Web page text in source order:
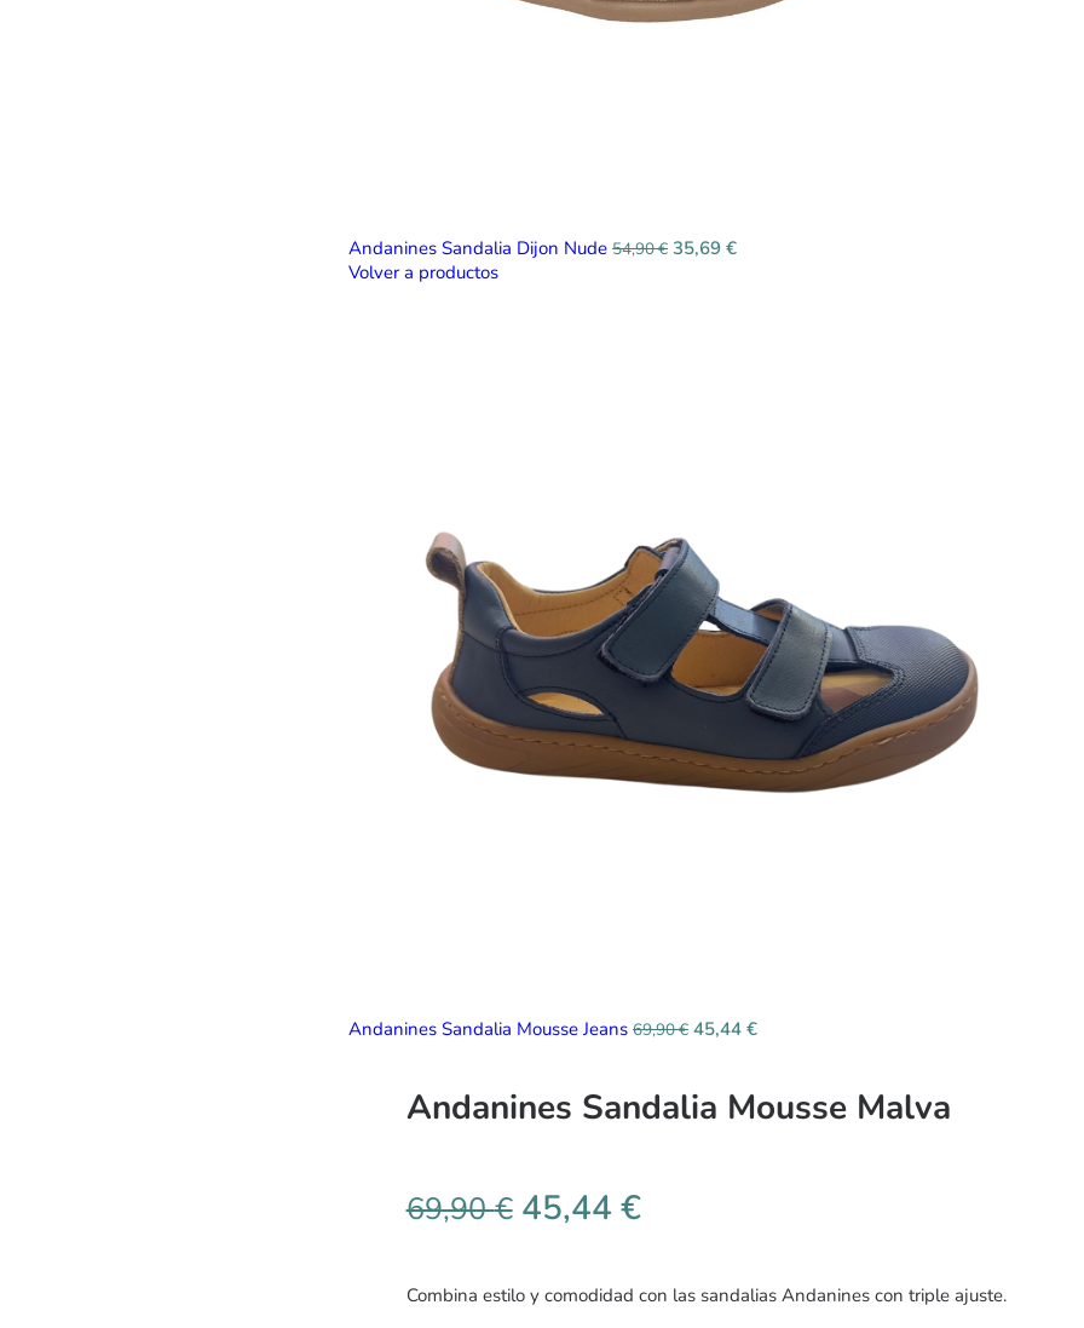
Andanines Sandalia Dijon Nude 54,90€ 35,69 €
Volver a productos
Andanines Sandalia Mousse Jeans 69,90€ 45,44 €
Andanines Sandalia Mousse Malva
69,90€ 45,44 €
Combina estilo y comodidad con las sandalias Andanines con triple ajuste.